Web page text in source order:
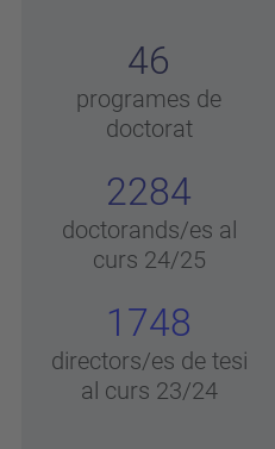
46
programes de
doctorat
2284
doctorands/es al
curs 24/25
1748
directors/es de tesi
al curs 23/24